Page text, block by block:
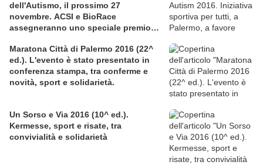
dell'Autismo, il prossimo 27
novembre. ACSI e BioRace
assegneranno uno speciale premio
Maratona Città di Palermo 2016 (22^
ed.). L'evento è stato presentato in
conferenza stampa, tra conferme e
novità, sport e solidarietà.
Un Sorso e Via 2016 (10^ ed.).
Kermesse, sport e risate, tra
convivialità e solidarietà